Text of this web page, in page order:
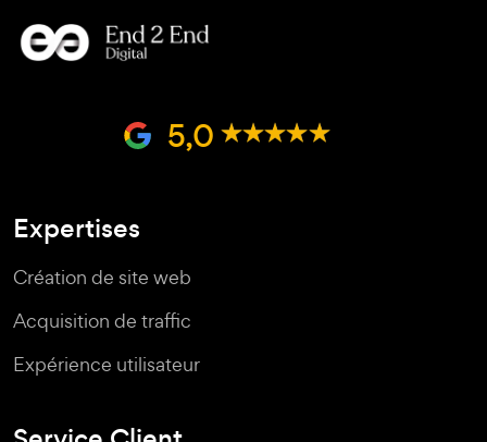
5,0
Expertises
Création de site web
Acquisition de traffic
Expérience utilisateur